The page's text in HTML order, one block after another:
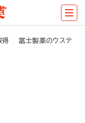
得 富士製薬のウステ